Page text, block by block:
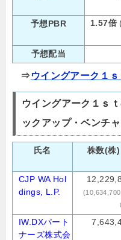
予想PBR
1.57倍
予想配当
⇒ ウイングアーク１
ウイングアーク１ｓ
ックアップ・ベンチ
氏名 株数(株)
CJP WA Hol
dings, L.P.
IW.DXパート
ナーズ株式会